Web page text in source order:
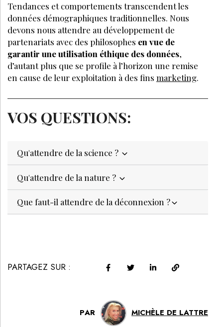
Tendances et comportements transcendent les
données démographiques traditionnelles. Nous
devons nous attendre au développement de
partenariats avec des philosophes en vue de
garantir une utilisation éthique des données,
d’autant plus que se profile à l’horizon une remise
en cause de leur exploitation à des fins marketing.
VOS QUESTIONS:
Qu'attendre de la science ?
Qu'attendre de la nature ?
Que faut-il attendre de la déconnexion ?
PARTAGEZ SUR :
PAR MICHÈLE DE LATTRE